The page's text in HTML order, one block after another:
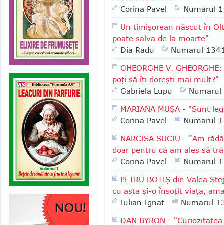
Corina Pavel
Numarul
Un timişorean născut în
poate salva de la moarte"
Dia Radu
Numarul
GHEORGHE V.
poţi să îţi doreşti mai mult?"
Gabriela Lupu
MARIANA MUŞA - "Sunt
Corina Pavel
Numarul
NARCISA SUCIU - "Am
doar pentru că am ales să
Corina Pavel
Numarul
PETRU BOTIŞ din Valea
cu asta şi-o însoţit viaţa,
Iulian Ignat
Numarul
DAN BYRON -